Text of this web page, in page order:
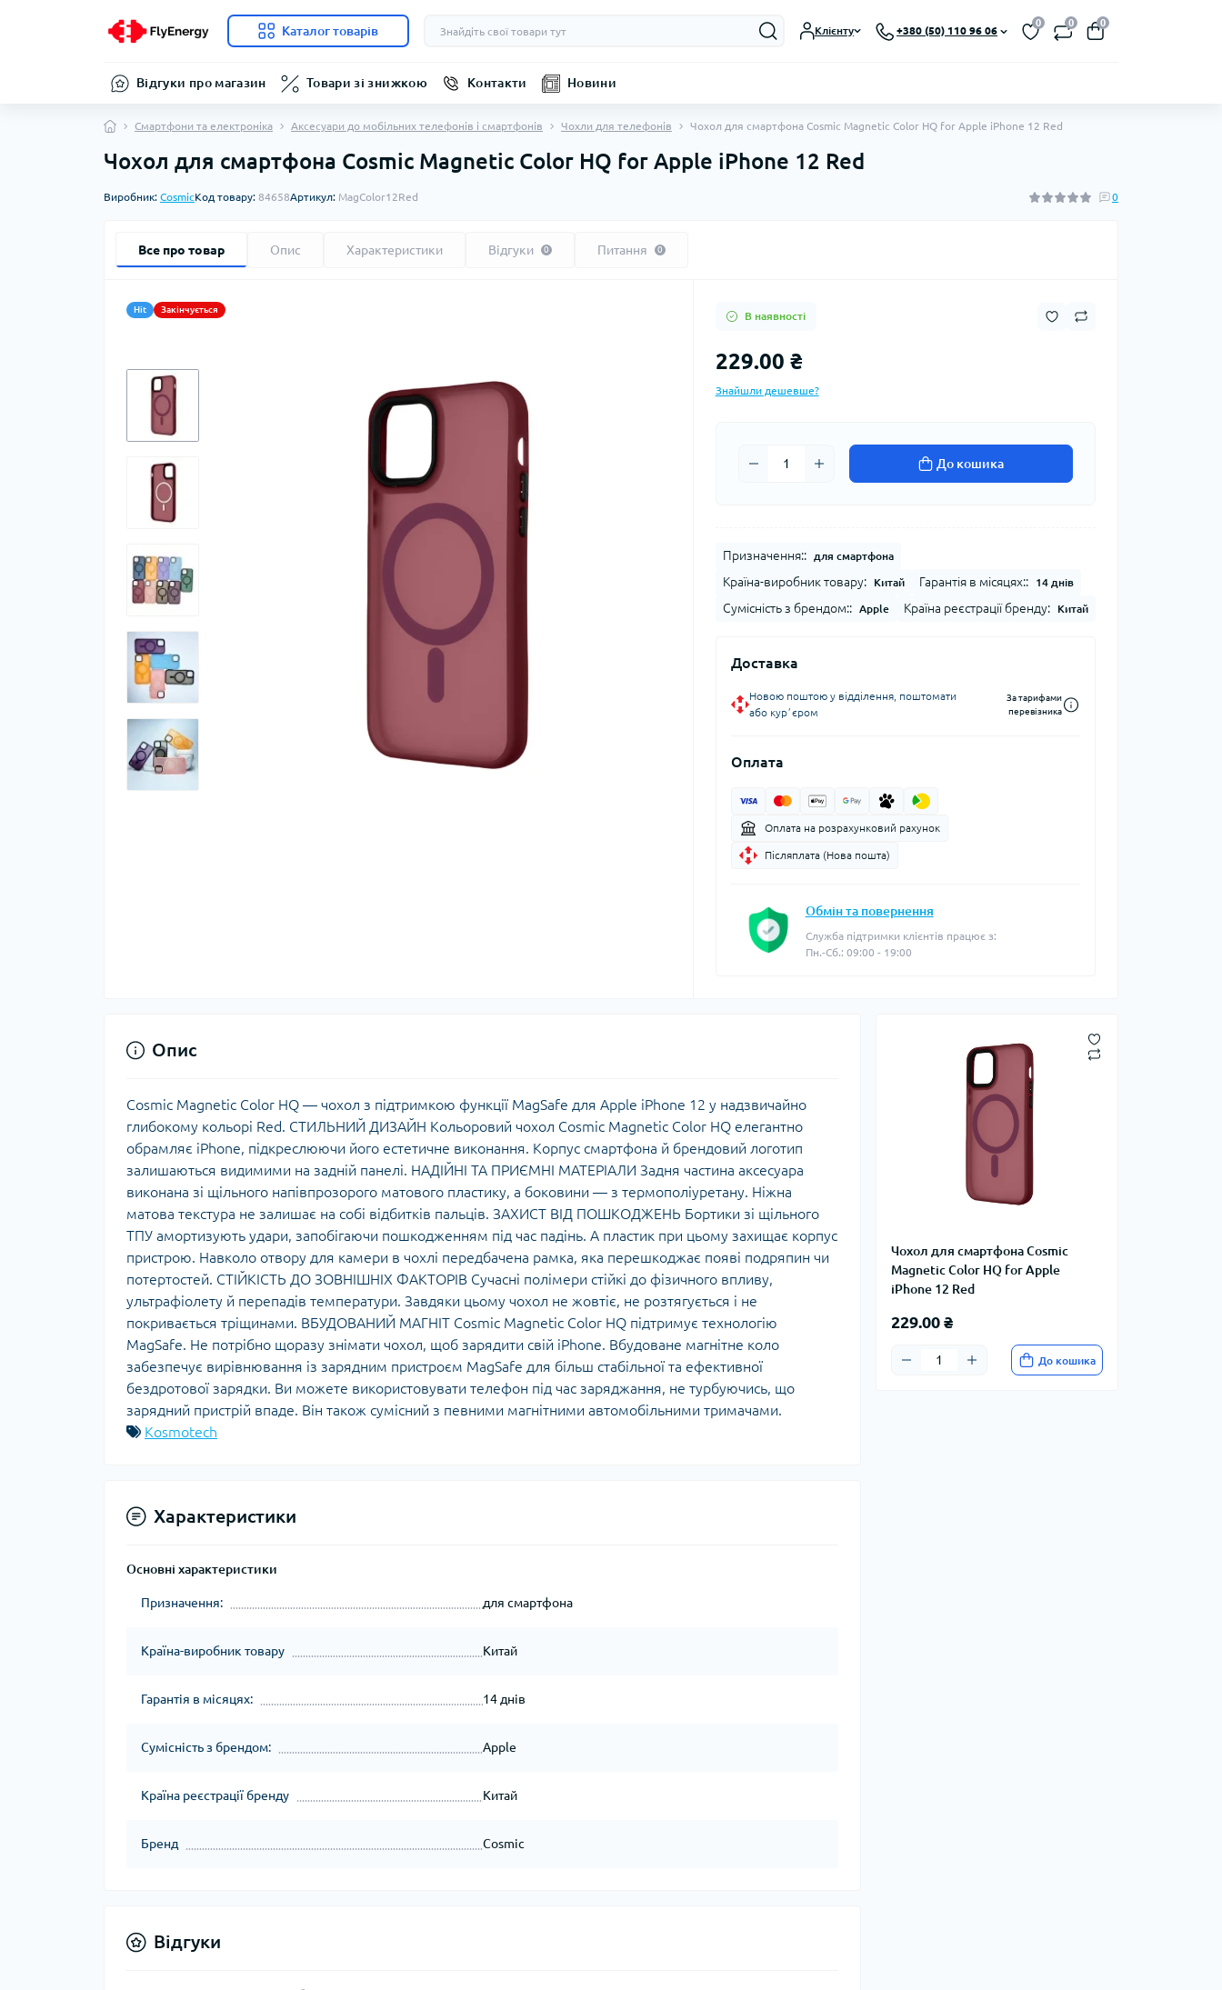
Каталог товарів Клієнту +380 (50) 110 96 06
0 0 0
Відгуки про магазин Товари зі знижкою Контакти Новини
Смартфони та електроніка Аксесуари до мобільних телефонів і смартфонів Чохли для телефонів Чохол для смартфона Cosmic Magnetic Color HQ for Apple iPhone 12 Red
Чохол для смартфона Cosmic Magnetic Color HQ for Apple iPhone 12 Red
Виробник: CosmicКод товару: 84658Артикул: MagColor12Red 0
Все про товар Опис Характеристики Відгуки 0 Питання 0
Hit Закінчується
В наявності
229.00 ₴
Знайшли дешевше?
До кошика
Призначення:: для смартфона
Країна-виробник товару: Китай Гарантія в місяцях:: 14 днів
Сумісність з брендом:: Apple Країна реєстрації бренду: Китай
Доставка
Новою поштою у відділення, поштомати
або курʼєром
За тарифами
перевізника
Оплата
Оплата на розрахунковий рахунок
Післяплата (Нова пошта)
Обмін та повернення
Служба підтримки клієнтів працює з:
Пн.-Сб.: 09:00 - 19:00
Чохол для смартфона Cosmic
Magnetic Color HQ for Apple
iPhone 12 Red
229.00 ₴
До кошика
Опис
Cosmic Magnetic Color HQ — чохол з підтримкою функції MagSafe для Apple iPhone 12 у надзвичайно
глибокому кольорі Red. СТИЛЬНИЙ ДИЗАЙН Кольоровий чохол Cosmic Magnetic Color HQ елегантно
обрамляє iPhone, підкреслюючи його естетичне виконання. Корпус смартфона й брендовий логотип
залишаються видимими на задній панелі. НАДІЙНІ ТА ПРИЄМНІ МАТЕРІАЛИ Задня частина аксесуара
виконана зі щільного напівпрозорого матового пластику, а боковини — з термополіуретану. Ніжна
матова текстура не залишає на собі відбитків пальців. ЗАХИСТ ВІД ПОШКОДЖЕНЬ Бортики зі щільного
ТПУ амортизують удари, запобігаючи пошкодженням під час падінь. А пластик при цьому захищає корпус
пристрою. Навколо отвору для камери в чохлі передбачена рамка, яка перешкоджає появі подряпин чи
потертостей. СТІЙКІСТЬ ДО ЗОВНІШНІХ ФАКТОРІВ Сучасні полімери стійкі до фізичного впливу,
ультрафіолету й перепадів температури. Завдяки цьому чохол не жовтіє, не розтягується і не
покривається тріщинами. ВБУДОВАНИЙ МАГНІТ Cosmic Magnetic Color HQ підтримує технологію
MagSafe. Не потрібно щоразу знімати чохол, щоб зарядити свій iPhone. Вбудоване магнітне коло
забезпечує вирівнювання із зарядним пристроєм MagSafe для більш стабільної та ефективної
бездротової зарядки. Ви можете використовувати телефон під час заряджання, не турбуючись, що
зарядний пристрій впаде. Він також сумісний з певними магнітними автомобільними тримачами.
Kosmotech
Характеристики
Основні характеристики
Призначення: для смартфона
Країна-виробник товару Китай
Гарантія в місяцях: 14 днів
Сумісність з брендом: Apple
Країна реєстрації бренду Китай
Бренд Cosmic
Відгуки